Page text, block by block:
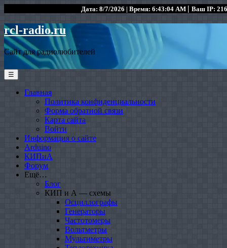
Дата: 8/7/2026 | Время: 6:43:04 AM | Ваш IP:
rcl-radio.ru
Сайт для радиолюбителей
☰
Главная
Политика конфиденциальности
Форма обратной связи
Карта сайта
Войти
Информация о сайте
Arduino
КИПиА
Форум
Ещё…
Блог
КИП и А — схемы
Осциллографы
Генераторы
Частотомеры
Вольтметры
Мультиметры